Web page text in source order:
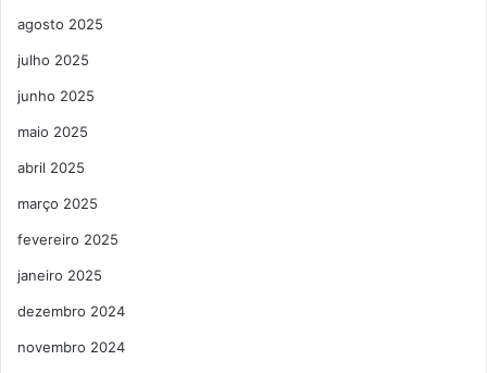
agosto 2025
julho 2025
junho 2025
maio 2025
abril 2025
março 2025
fevereiro 2025
janeiro 2025
dezembro 2024
novembro 2024